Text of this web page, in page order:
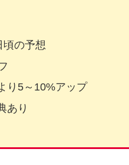
頃の予想
り5～10%アップ
あり